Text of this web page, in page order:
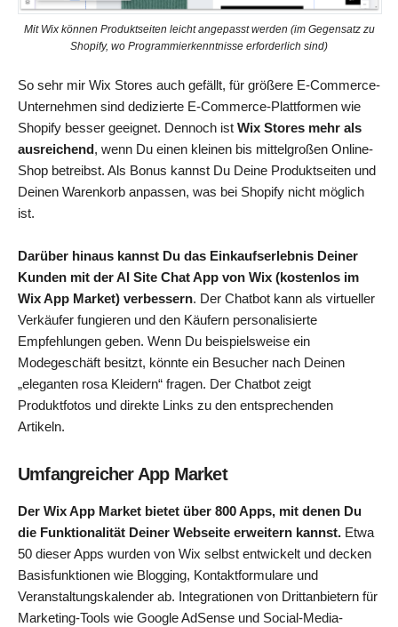
Mit Wix können Produktseiten leicht angepasst werden (im Gegensatz zu
Shopify, wo Programmierkenntnisse erforderlich sind)
So sehr mir Wix Stores auch gefällt, für größere E-Commerce-
Unternehmen sind dedizierte E-Commerce-Plattformen wie
Shopify besser geeignet. Dennoch ist Wix Stores mehr als
ausreichend, wenn Du einen kleinen bis mittelgroßen Online-
Shop betreibst. Als Bonus kannst Du Deine Produktseiten und
Deinen Warenkorb anpassen, was bei Shopify nicht möglich
ist.
Darüber hinaus kannst Du das Einkaufserlebnis Deiner
Kunden mit der AI Site Chat App von Wix (kostenlos im
Wix App Market) verbessern. Der Chatbot kann als virtueller
Verkäufer fungieren und den Käufern personalisierte
Empfehlungen geben. Wenn Du beispielsweise ein
Modegeschäft besitzt, könnte ein Besucher nach Deinen
„eleganten rosa Kleidern“ fragen. Der Chatbot zeigt
Produktfotos und direkte Links zu den entsprechenden
Artikeln.
Umfangreicher App Market
Der Wix App Market bietet über 800 Apps, mit denen Du
die Funktionalität Deiner Webseite erweitern kannst. Etwa
50 dieser Apps wurden von Wix selbst entwickelt und decken
Basisfunktionen wie Blogging, Kontaktformulare und
Veranstaltungskalender ab. Integrationen von Drittanbietern für
Marketing-Tools wie Google AdSense und Social-Media-